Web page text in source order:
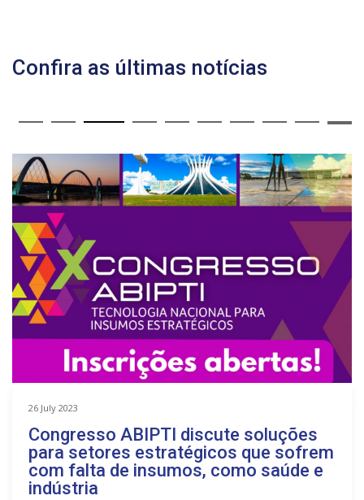
Confira as últimas notícias
26 July 2023
Congresso ABIPTI discute soluções
para setores estratégicos que sofrem
com falta de insumos, como saúde e
indústria